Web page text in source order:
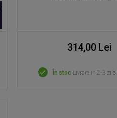
314,00 Lei
În stoc Livrare in 2-3 zile